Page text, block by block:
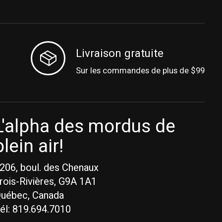
Livraison gratuite
Sur les commandes de plus de $99
des mordus de
air!
boul. des Chenaux
Rivières, G9A 1A1
Canada
819.694.7010